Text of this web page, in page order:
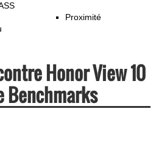
Proximité
Honor View 10
Benchmarks